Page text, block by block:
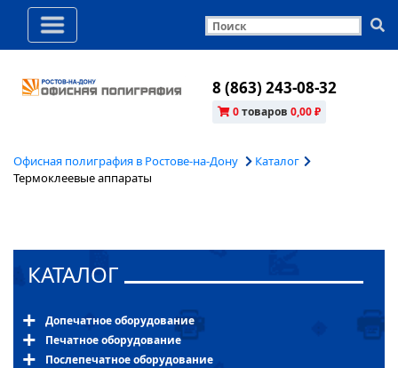
8 (863) 243-08-32
0товаров 0,00 ₽
Офисная полиграфия в Ростове-на-Дону
Каталог
Термоклеевые аппараты
КАТАЛОГ
Допечатное оборудование
Печатное оборудование
Послепечатное оборудование